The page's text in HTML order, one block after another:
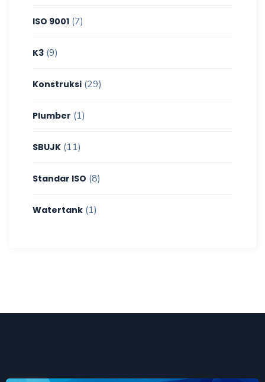
ISO 9001 (7)
K3 (9)
Konstruksi (29)
Plumber (1)
SBUJK (11)
Standar ISO (8)
Watertank (1)